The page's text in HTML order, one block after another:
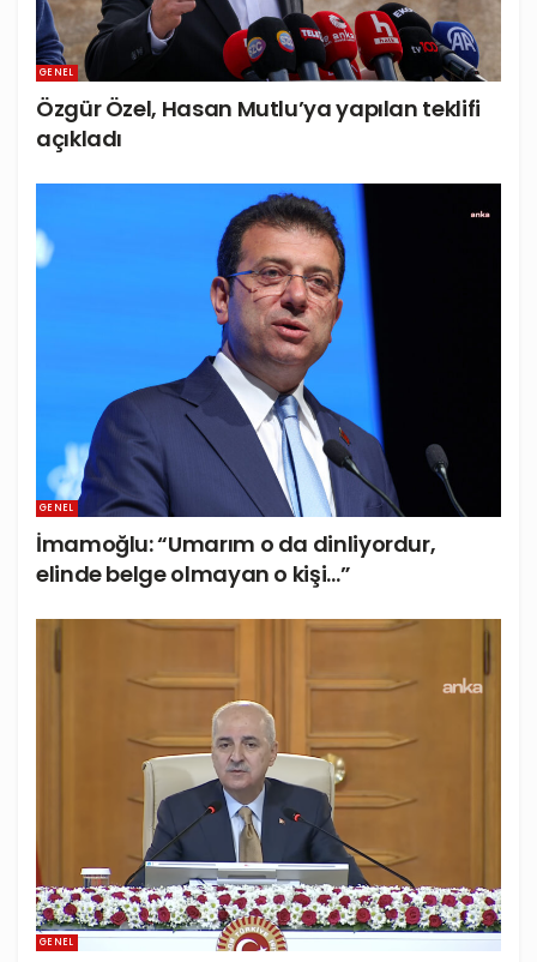
GENEL
Özgür Özel, Hasan Mutlu’ya yapılan teklifi
açıkladı
GENEL
İmamoğlu: “Umarım o da dinliyordur,
elinde belge olmayan o kişi…”
GENEL